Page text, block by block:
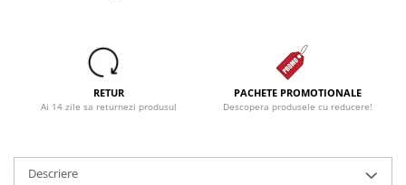
Produse curatare IT
Stocare date
Cabluri
RETUR
Ai 14 zile sa returnezi produsul
PACHETE PROMOTIONALE
Descopera produsele cu reducere!
Descriere